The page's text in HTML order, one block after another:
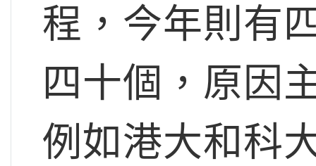
程，今年則有
四十個，原因
例如港大和科